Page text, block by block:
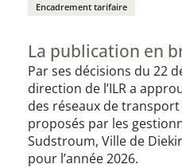
Encadrement tarifaire
La publication en
Par ses décisions du 22
direction de l’ILR a
des réseaux de
proposés par les
Sudstroum, Ville de
pour l’année 2026.